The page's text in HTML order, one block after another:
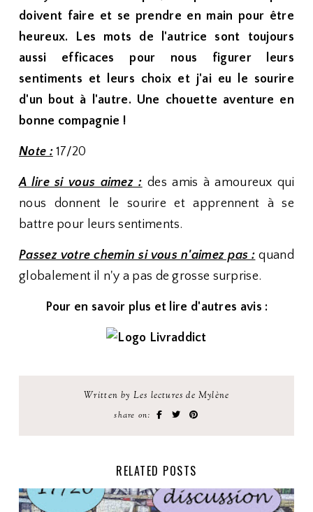
doivent faire et se prendre en main pour être
heureux. Les mots de l'autrice sont toujours
aussi efficaces pour nous figurer leurs
sentiments et leurs choix et j'ai eu le sourire
d'un bout à l'autre. Une chouette aventure en
bonne compagnie !
Note :17/20
A lire si vous aimez : des amis à amoureux qui
nous donnent le sourire et apprennent à se
battre pour leurs sentiments.
Passez votre chemin si vous n'aimez pas : quand
globalement il n'y a pas de grosse surprise.
Pour en savoir plus et lire d'autres avis :
Written by Les lectures de Mylène
share on:
RELATED POSTS